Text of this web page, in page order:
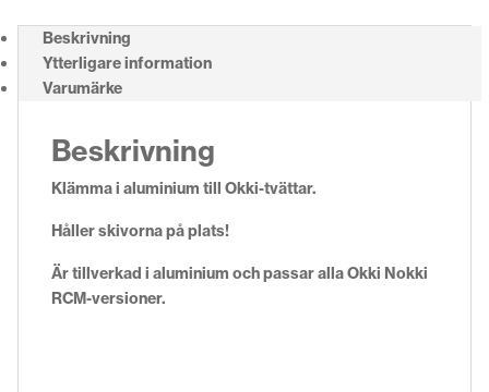
Beskrivning
Ytterligare information
Varumärke
Beskrivning
Klämma i aluminium till Okki-tvättar.
Håller skivorna på plats!
Är tillverkad i aluminium och passar alla Okki Nokki
RCM-versioner.